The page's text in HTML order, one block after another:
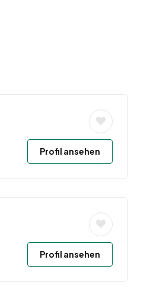
Profil ansehen
Profil ansehen